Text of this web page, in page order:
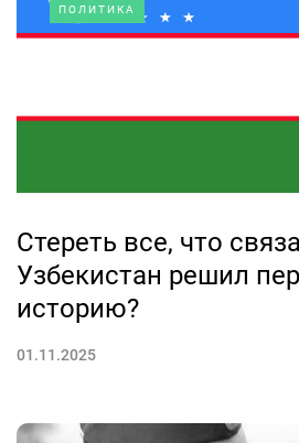
ПОЛИТИКА
Стереть все, что
Узбекистан решил
историю?
01.11.2025